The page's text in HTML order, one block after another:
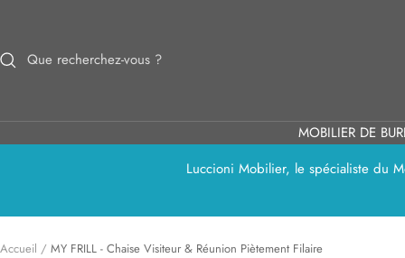
contenu
MOBILIER DE
Luccioni Mobilier, le spécialiste du
Accueil MY FRILL - Chaise Visiteur & Réunion Piètement Filaire